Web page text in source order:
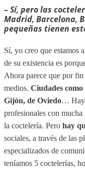
–Sí, pero las
Madrid, Barcelona,
pequeñas tienen
Sí, yo creo que estamos
de su existencia es
Ahora parece que por
medios. Ciudades
Gijón, de Oviedo… Hay
profesionales con
la coctelería. Pero hay
sociales, a través de las
especializados de
teníamos 5 coctelerías,